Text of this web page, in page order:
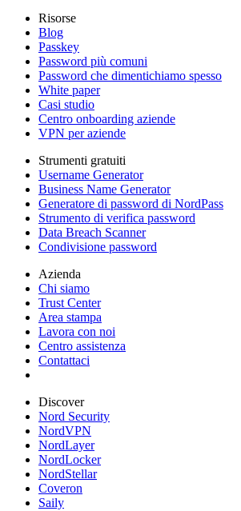
Risorse
Blog
Passkey
Password più comuni
Password che dimentichiamo spesso
White paper
Casi studio
Centro onboarding aziende
VPN per aziende
Strumenti gratuiti
Username Generator
Business Name Generator
Generatore di password di NordPass
Strumento di verifica password
Data Breach Scanner
Condivisione password
Azienda
Chi siamo
Trust Center
Area stampa
Lavora con noi
Centro assistenza
Contattaci
Discover
Nord Security
NordVPN
NordLayer
NordLocker
NordStellar
Coveron
Saily